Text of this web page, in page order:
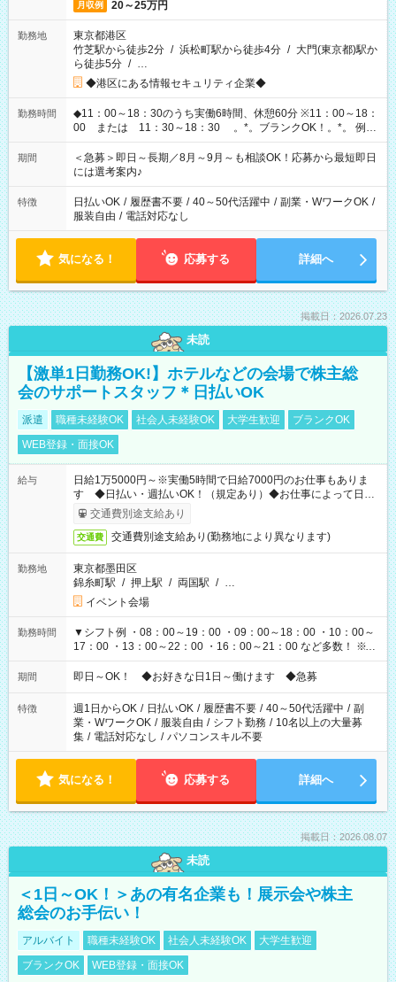
月収例 20～25万円
勤務地
東京都港区
竹芝駅から徒歩2分 / 浜松町駅から徒歩4分 / 大門(東京都)駅か
ら徒歩5分 / …
◆港区にある情報セキュリティ企業◆
勤務時間
◆11：00～18：30のうち実働6時間、休憩60分 ※11：00～18：
00 または 11：30～18：30 。*。ブランクOK！。*。 例え
ば前職が、 在宅/財団法人/事務/コールセンター/受付/販売/カフェ
スタッフ スイーツ販売/ホテルフロント/化粧品販売/など 様々な
業界から入社して活躍されています♪
期間
＜急募＞即日～長期／8月～9月～も相談OK！応募から最短即日
には選考案内♪
特徴 日払いOK / 履歴書不要 / 40～50代活躍中 / 副業・WワークOK /
服装自由 / 電話対応なし
気になる！ 応募する 詳細へ
掲載日：2026.07.23
未読
【激単1日勤務OK!】ホテルなどの会場で株主総
会のサポートスタッフ＊日払いOK
派遣 職種未経験OK 社会人未経験OK 大学生歓迎
ブランクOK
WEB登録・面接OK
給与
日給1万5000円～※実働5時間で日給7000円のお仕事もありま
す ◆日払い・週払いOK！（規定あり）◆お仕事によって日給
も異なります
交通費別途支給あり
交通費 交通費別途支給あり(勤務地により異なります)
勤務地
東京都墨田区
錦糸町駅 / 押上駅 / 両国駅 / …
イベント会場
勤務時間
▼シフト例 ・08：00～19：00 ・09：00～18：00 ・10：00～
17：00 ・13：00～22：00 ・16：00～21：00 など多数！ ※お
仕事により勤務時間が異なります
期間 即日～OK！ ◆お好きな日1日～働けます ◆急募
特徴 週1日からOK / 日払いOK / 履歴書不要 / 40～50代活躍中 / 副
業・WワークOK / 服装自由 / シフト勤務 / 10名以上の大量募
集 / 電話対応なし / パソコンスキル不要
気になる！ 応募する 詳細へ
掲載日：2026.08.07
未読
＜1日～OK！＞あの有名企業も！展示会や株主
総会のお手伝い！
アルバイト 職種未経験OK 社会人未経験OK
大学生歓迎
ブランクOK
WEB登録・面接OK